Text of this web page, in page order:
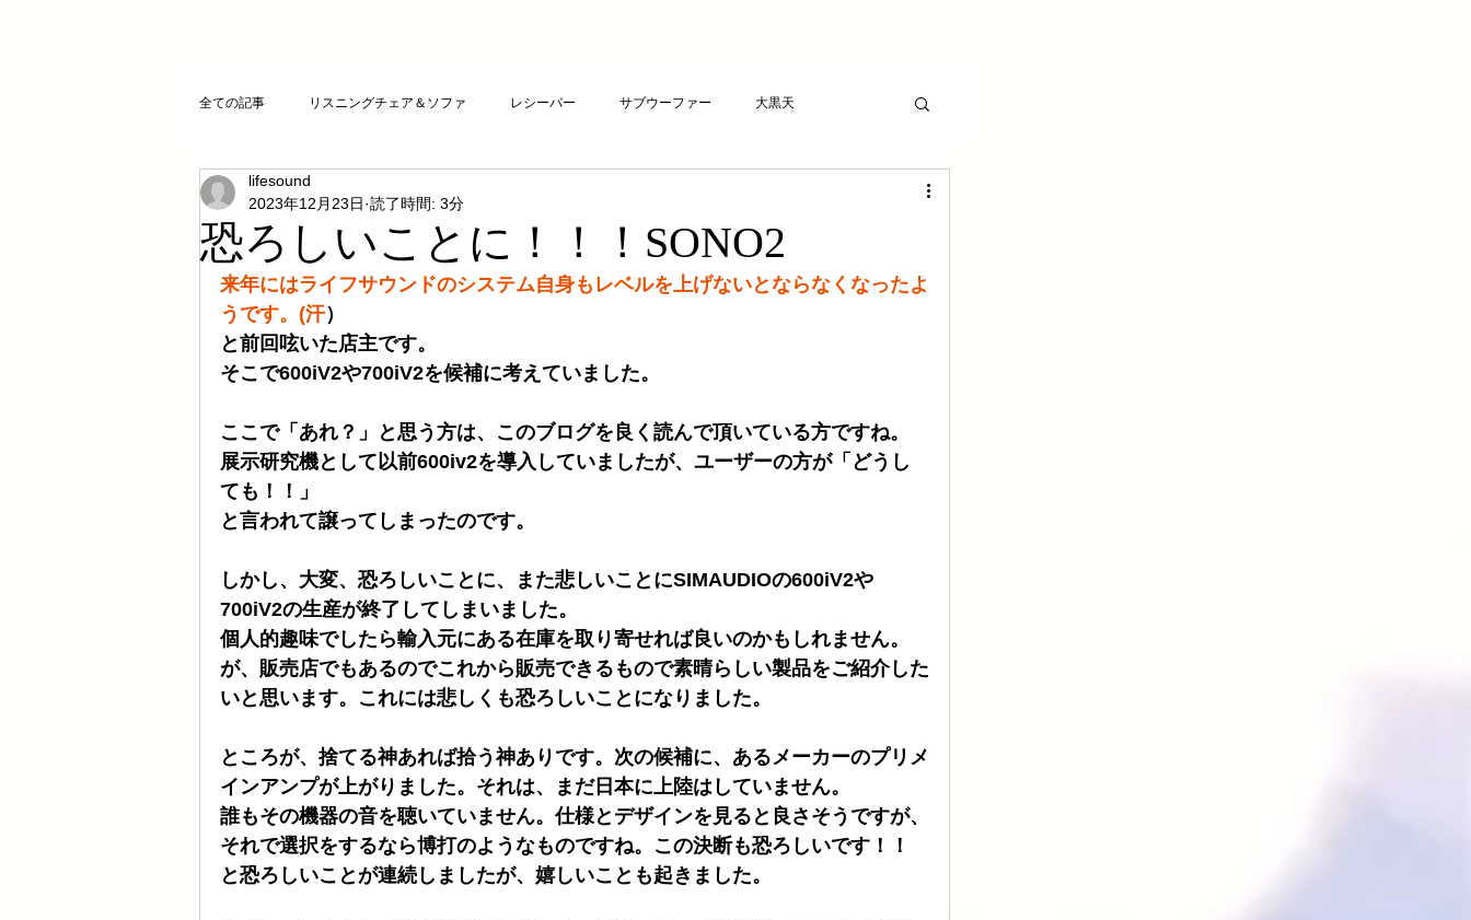
全ての記事 リスニングチェア＆ソファ レシーバー サブウーファー 大黒天
クリスタルチューニング
DAコンバーター CDトランスポート アンプ ライフサンドチューニング
お気に入りCD FAZIOLI 電磁波バスター 新素材チューニング
cosmicチューニング お客様のご感想 LSエボニーパッド ダイヤモンドLSエボニーパッド
HDDプレヤー
恐ろしいことに！！！SONO2
lifesound
2023年12月23日 読了時間: 3分
来年にはライフサウンドのシステム自身もレベルを上げないとならなくなったよ
うです。(汗）
と前回呟いた店主です。
そこで600iV2や700iV2を候補に考えていました。
ここで「あれ？」と思う方は、このブログを良く読んで頂いている方ですね。
展示研究機として以前600iv2を導入していましたが、ユーザーの方が「どうし
ても！！」
と言われて譲ってしまったのです。
しかし、大変、恐ろしいことに、また悲しいことにSIMAUDIOの600iV2や
700iV2の生産が終了してしまいました。
個人的趣味でしたら輸入元にある在庫を取り寄せれば良いのかもしれません。
が、販売店でもあるのでこれから販売できるもので素晴らしい製品をご紹介した
いと思います。これには悲しくも恐ろしいことになりました。
ところが、捨てる神あれば拾う神ありです。次の候補に、あるメーカーのプリメ
インアンプが上がりました。それは、まだ日本に上陸はしていません。
誰もその機器の音を聴いていません。仕様とデザインを見ると良さそうですが、
それで選択をするなら博打のようなものですね。この決断も恐ろしいです！！
と恐ろしいことが連続しましたが、嬉しいことも起きました。